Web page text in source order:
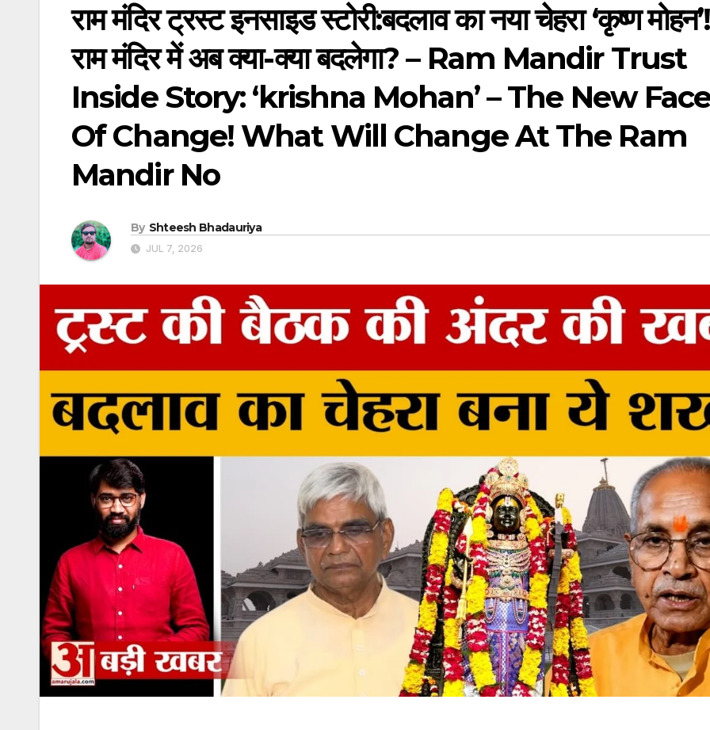
राम मंदिर ट्रस्ट इनसाइड स्टोरी:बदलाव का नया चेहरा ‘कृष्ण मोहन’!
राम मंदिर में अब क्या-क्या बदलेगा? – Ram Mandir Trust
Inside Story: ‘krishna Mohan’ – The New
Of Change! What Will Change At The Ram
Mandir No
By Shteesh Bhadauriya
JUL 7, 2026